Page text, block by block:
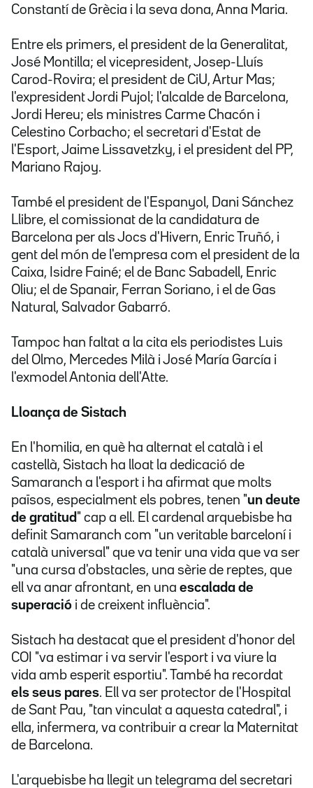
Constantí de Grècia i la seva dona, Anna Maria.
Entre els primers, el president de la Generalitat,
José Montilla; el vicepresident, Josep-Lluís
Carod-Rovira; el president de CiU, Artur Mas;
l'expresident Jordi Pujol; l'alcalde de Barcelona,
Jordi Hereu; els ministres Carme Chacón i
Celestino Corbacho; el secretari d'Estat de
l'Esport, Jaime Lissavetzky, i el president del PP,
Mariano Rajoy.
També el president de l'Espanyol, Dani Sánchez
Llibre, el comissionat de la candidatura de
Barcelona per als Jocs d'Hivern, Enric Truñó, i
gent del món de l'empresa com el president de la
Caixa, Isidre Fainé; el de Banc Sabadell, Enric
Oliu; el de Spanair, Ferran Soriano, i el de Gas
Natural, Salvador Gabarró.
Tampoc han faltat a la cita els periodistes Luis
del Olmo, Mercedes Milà i José María García i
l'exmodel Antonia dell'Atte.
Lloança de Sistach
En l'homilia, en què ha alternat el català i el
castellà, Sistach ha lloat la dedicació de
Samaranch a l'esport i ha afirmat que molts
països, especialment els pobres, tenen "un deute
de gratitud " cap a ell. El cardenal arquebisbe ha
definit Samaranch com "un veritable barceloní i
català universal" que va tenir una vida que va ser
"una cursa d'obstacles, una sèrie de reptes, que
ell va anar afrontant, en una escalada de
superació i de creixent influència".
Sistach ha destacat que el president d'honor del
COI "va estimar i va servir l'esport i va viure la
vida amb esperit esportiu". També ha recordat
els seus pares. Ell va ser protector de l'Hospital
de Sant Pau, "tan vinculat a aquesta catedral", i
ella, infermera, va contribuir a crear la Maternitat
de Barcelona.
L'arquebisbe ha llegit un telegrama del secretari